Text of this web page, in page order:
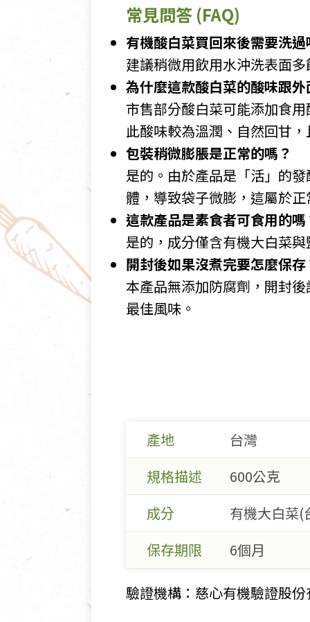
常見問答 (FAQ)
有機酸白菜買回來後需要洗過
建議稍微用飲用水沖洗表面
為什麼這款酸白菜的酸味跟
市售部分酸白菜可能添加食
此酸味較為溫潤、自然回甘
包裝稍微膨脹是正常的嗎？
是的。由於產品是「活」的
體，導致袋子微膨，這屬於
這款產品是素食者可食用的嗎
是的，成分僅含有機大白菜
開封後如果沒煮完要怎麼保存
本產品無添加防腐劑，開封
最佳風味。
產地
台灣
規格描述
600公克
成分
有機大白菜(
保存期限
6個月
驗證機構：慈心有機驗證股